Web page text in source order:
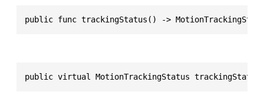
public func trackingStatus() ->
public virtual MotionTrackingStatus